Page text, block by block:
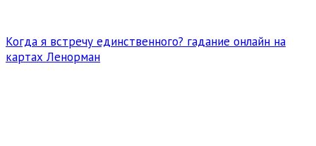
Когда я встречу единственного? гадание онлайн на
картах Ленорман